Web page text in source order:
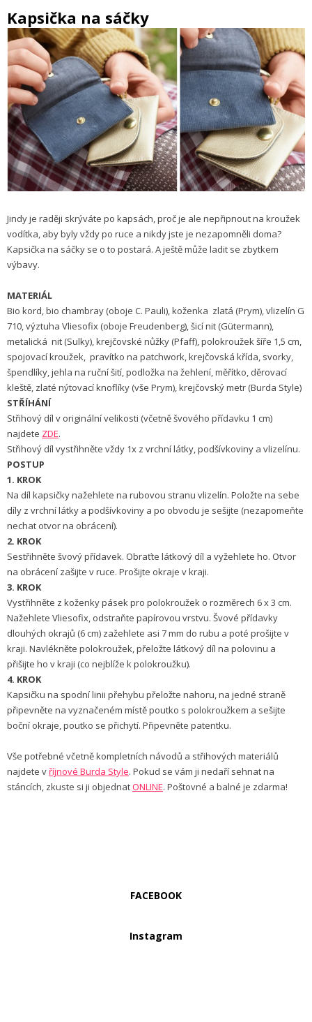
Kapsička na sáčky
Jindy je raději skrýváte po kapsách, proč je ale nepřipnout na kroužek
vodítka, aby byly vždy po ruce a nikdy jste je nezapomněli doma?
Kapsička na sáčky se o to postará. A ještě může ladit se zbytkem
výbavy.
MATERIÁL
Bio kord, bio chambray (oboje C. Pauli), koženka zlatá (Prym), vlizelín G
710, výztuha Vliesofix (oboje Freudenberg), šicí nit (Gütermann),
metalická nit (Sulky), krejčovské nůžky (Pfaff), polokroužek šíře 1,5 cm,
spojovací kroužek, pravítko na patchwork, krejčovská křída, svorky,
špendlíky, jehla na ruční šití, podložka na žehlení, měřítko, děrovací
kleště, zlaté nýtovací knoflíky (vše Prym), krejčovský metr (Burda Style)
STŘÍHÁNÍ
Střihový díl v originální velikosti (včetně švového přídavku 1 cm)
najdete ZDE.
Střihový díl vystřihněte vždy 1x z vrchní látky, podšívkoviny a vlizelínu.
POSTUP
1. KROK
Na díl kapsičky nažehlete na rubovou stranu vlizelín. Položte na sebe
díly z vrchní látky a podšívkoviny a po obvodu je sešijte (nezapomeňte
nechat otvor na obrácení).
2. KROK
Sestřihněte švový přídavek. Obraťte látkový díl a vyžehlete ho. Otvor
na obrácení zašijte v ruce. Prošijte okraje v kraji.
3. KROK
Vystřihněte z koženky pásek pro polokroužek o rozměrech 6 x 3 cm.
Nažehlete Vliesofix, odstraňte papírovou vrstvu. Švové přídavky
dlouhých okrajů (6 cm) zažehlete asi 7 mm do rubu a poté prošijte v
kraji. Navlékněte polokroužek, přeložte látkový díl na polovinu a
přišijte ho v kraji (co nejblíže k polokroužku).
4. KROK
Kapsičku na spodní linii přehybu přeložte nahoru, na jedné straně
připevněte na vyznačeném místě poutko s polokroužkem a sešijte
boční okraje, poutko se přichytí. Připevněte patentku.
Vše potřebné včetně kompletních návodů a střihových materiálů
najdete v říjnové Burda Style. Pokud se vám ji nedaří sehnat na
stáncích, zkuste si ji objednatONLINE. Poštovné a balné je zdarma!
FACEBOOK
Instagram